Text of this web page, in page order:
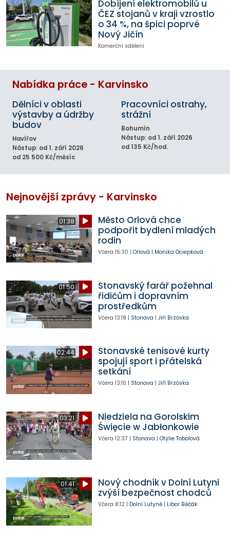
Dobíjení elektromobilů u
ČEZ stojanů v kraji vzrostlo
o 34 %, na špici poprvé
Nový Jičín
Komerční sdělení
Nabídka práce - Karvinsko
Dělníci v oblasti
výstavby a údržby
budov
Havířov
Nástup: od 1. září 2026
od 25 500 Kč/měsíc
Pracovníci ostrahy,
strážní
Bohumín
Nástup: od 1. září 2026
od 135 Kč/hod.
Nejnovější zprávy - Karvinsko
01:38
Město Orlová chce
podpořit bydlení mladých
rodin
Včera 15:30 | Orlová | Monika Ociepková
01:50
Stonavský farář požehnal
řidičům i dopravním
prostředkům
Včera 13:18 | Stonava | Jiří Brzóska
02:44
Stonavské tenisové kurty
spojují sport i přátelská
setkání
Včera 13:10 | Stonava | Jiří Brzóska
03:21
Niedziela na Gorolskim
Święcie w Jabłonkowie
Včera 12:37 | Stonava | Otýlie Tobolová
01:41
Nový chodník v Dolní Lutyni
zvýší bezpečnost chodců
Včera 8:12| Dolní Lutyně| Libor Běčák